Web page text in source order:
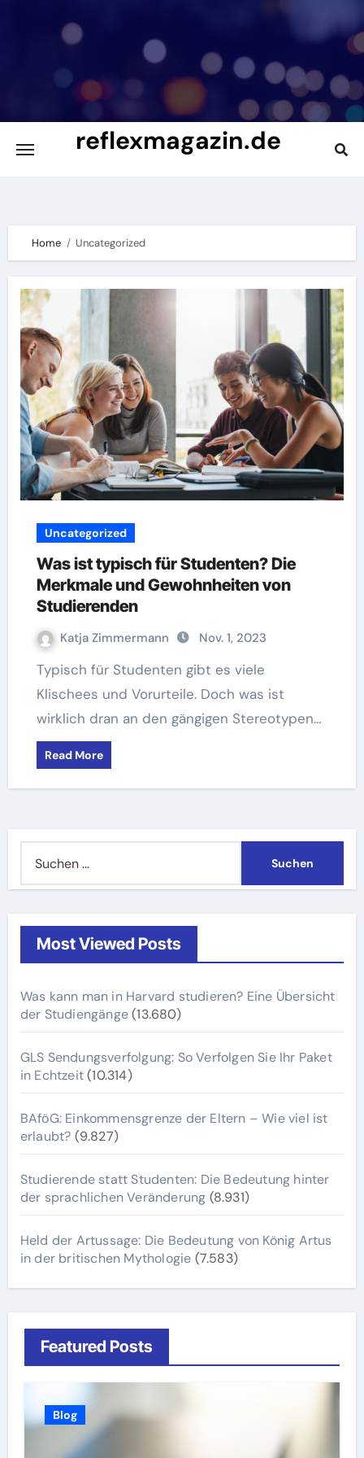
reflexmagazin.de
Home Uncategorized
Uncategorized
Was ist typisch für Studenten? Die
Merkmale und Gewohnheiten von
Studierenden
Katja Zimmermann Nov. 1, 2023
Typisch für Studenten gibt es viele
Klischees und Vorurteile. Doch was ist
wirklich dran an den gängigen Stereotypen…
Read More
nach:
Most Viewed Posts
Was kann man in Harvard studieren? Eine Übersicht
der Studiengänge (13.680)
GLS Sendungsverfolgung: So Verfolgen Sie Ihr Paket
in Echtzeit (10.314)
BAföG: Einkommensgrenze der Eltern – Wie viel ist
erlaubt? (9.827)
Studierende statt Studenten: Die Bedeutung hinter
der sprachlichen Veränderung (8.931)
Held der Artussage: Die Bedeutung von König Artus
in der britischen Mythologie (7.583)
Featured Posts
Blog